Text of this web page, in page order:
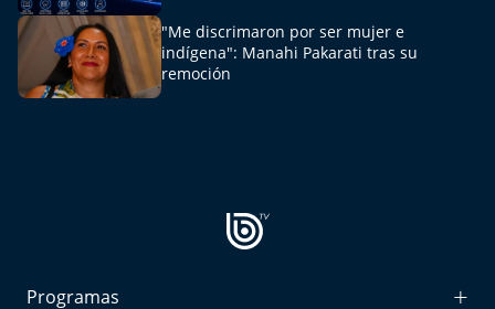
Psicología Abierta
Impacto Tecnológico
"Me discrimaron por ser mujer e
indígena": Manahi Pakarati tras su
remoción
Programas